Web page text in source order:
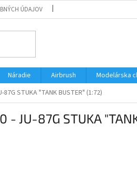
ÚDAJOV
Náradie Airbrush Modelárska
STUKA "TANK BUSTER" (1:72)
JU-87G STUKA